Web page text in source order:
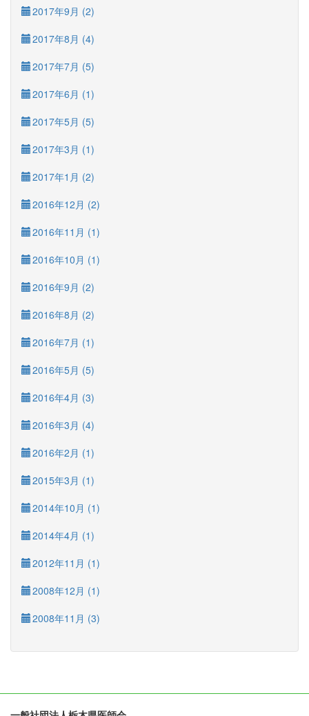
2017年9月 (2)
2017年8月 (4)
2017年7月 (5)
2017年6月 (1)
2017年5月 (5)
2017年3月 (1)
2017年1月 (2)
2016年12月 (2)
2016年11月 (1)
2016年10月 (1)
2016年9月 (2)
2016年8月 (2)
2016年7月 (1)
2016年5月 (5)
2016年4月 (3)
2016年3月 (4)
2016年2月 (1)
2015年3月 (1)
2014年10月 (1)
2014年4月 (1)
2012年11月 (1)
2008年12月 (1)
2008年11月 (3)